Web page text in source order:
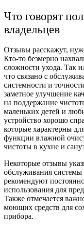
Что говорят
владельцев
Отзывы расскажут,
Кто-то безмерно
сложности ухода. Так
что связано с
системности и
заметное улучшение
на поддержание
маленьких детей и
устройство хорошо
которые характерны
функции влажной
чистоты в кухне и
Некоторые отзывы
обслуживания системы
рекомендуют
использования для
Также отмечается
моющих средств для
прибора.